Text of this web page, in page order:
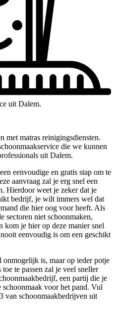
uit Dalem.
met matras reinigingsdiensten.
die we kunnen
uit Dalem.
eenvoudige en gratis stap om te
aanvraag zal je erg snel een
Hierdoor weet je zeker dat je
bedrijf, je wilt immers wel dat
die hier oog voor heeft. Als
sectoren niet schoonmaken,
kom je hier op deze manier snel
eenvoudig is om een geschikt
is, maar op ieder potje
te passen zal je veel sneller
een partij die je
voor het pand. Vul
van schoonmaakbedrijven uit